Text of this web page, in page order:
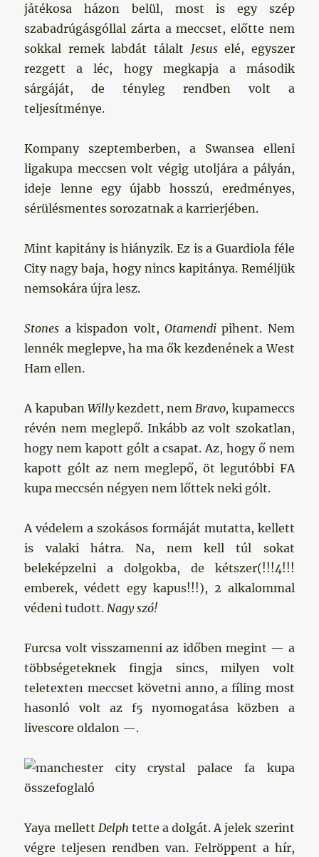
játékosa házon belül, most is egy szép
szabadrúgásgóllal zárta a meccset, előtte nem
sokkal remek labdát tálalt Jesuselé, egyszer
rezgett a léc, hogy megkapja a második
sárgáját, de tényleg rendben volt a
teljesítménye.
Kompany szeptemberben, a Swansea elleni
ligakupa meccsen volt végig utoljára a pályán,
ideje lenne egy újabb hosszú, eredményes,
sérülésmentes sorozatnak a karrierjében.
Mint kapitány is hiányzik. Ez is a Guardiola féle
City nagy baja, hogy nincs kapitánya. Reméljük
nemsokára újra lesz.
Stones a kispadon volt, Otamendipihent. Nem
lennék meglepve, ha ma ők kezdenének a West
Ham ellen.
A kapuban Willykezdett, nem Bravo, kupameccs
révén nem meglepő. Inkább az volt szokatlan,
hogy nem kapott gólt a csapat. Az, hogy ő nem
kapott gólt az nem meglepő, öt legutóbbi FA
kupa meccsén négyen nem lőttek neki gólt.
A védelem a szokásos formáját mutatta, kellett
is valaki hátra. Na, nem kell túl sokat
beleképzelni a dolgokba, de kétszer(!!!4!!!
emberek, védett egy kapus!!!), 2 alkalommal
védeni tudott. Nagy szó!
Furcsa volt visszamenni az időben megint — a
többségeteknek fingja sincs, milyen volt
teletexten meccset követni anno, a fíling most
hasonló volt az f5 nyomogatása közben a
livescore oldalon —.
Yaya mellett Delph tette a dolgát. A jelek szerint
végre teljesen rendben van. Felröppent a hír,